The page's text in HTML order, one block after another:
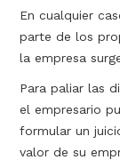
En cualquier
parte de los
la empresa
Para paliar las
el empresario
formular un
valor de su